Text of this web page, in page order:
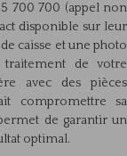
700 700 (appel non
disponible sur leur
caisse et une photo
de votre
avec des pièces
compromettre sa
de garantir un
optimal.